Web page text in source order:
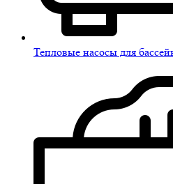
Тепловые насосы для